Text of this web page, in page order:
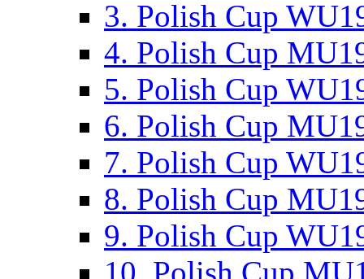
3. Polish Cup
4. Polish Cup
5. Polish Cup
6. Polish Cup
7. Polish Cup
8. Polish Cup
9. Polish Cup
10. Polish Cup